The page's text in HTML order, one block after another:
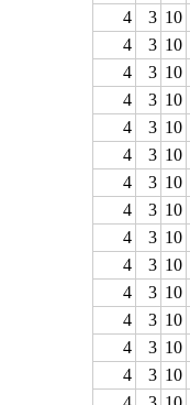
4
3 10
4
3 10
4
3 10
4
3 10
4
3 10
4
3 10
4
3 10
4
3 10
4
3 10
4
3 10
4
3 10
4
3 10
4
3 10
4
3 10